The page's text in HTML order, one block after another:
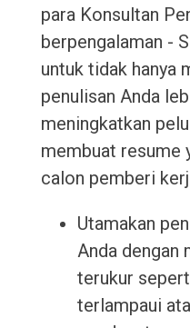
para Konsultan
berpengalaman -
untuk tidak hanya
penulisan Anda
meningkatkan
membuat resume
calon pemberi
Utamakan
Anda dengan
terukur
terlampaui